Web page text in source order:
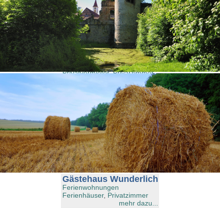
Gästehaus Pension
Gästehaus,Privatvermieter,
Privatzimmer
mehr dazu...
Gästehaus Irmler
Ferienwohnungen
Ferienhäuser,Gästehaus
Pension
,Gästehaus,
Privatvermieter,Privatzimmer
mehr dazu...
Gästehaus Kirschner
Gästehaus Pension,
Gästehaus,Privatvermieter,
Privatzimmer
mehr dazu...
Gästehaus Schimmer
Ferienwohnungen
Ferienhäuser,Privatzimmer
mehr dazu...
Gästehaus Wunderlich
Ferienwohnungen
Ferienhäuser, Privatzimmer
mehr dazu...